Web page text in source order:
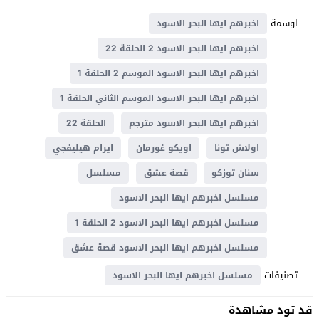
اوسمة
اخبرهم ايها البحر الاسود
اخبرهم ايها البحر الاسود 2 الحلقة 22
اخبرهم ايها البحر الاسود الموسم 2 الحلقة 1
اخبرهم ايها البحر الاسود الموسم الثاني الحلقة 1
اخبرهم ايها البحر الاسود مترجم
الحلقة 22
اولاش تونا
اويكو غورمان
ايرام هيليفجي
سنان توزكو
قصة عشق
مسلسل
مسلسل اخبرهم ايها البحر الاسود
مسلسل اخبرهم ايها البحر الاسود 2 الحلقة 1
مسلسل اخبرهم ايها البحر الاسود قصة عشق
تصنيفات مسلسل اخبرهم ايها البحر الاسود
قد تود مشاهدة